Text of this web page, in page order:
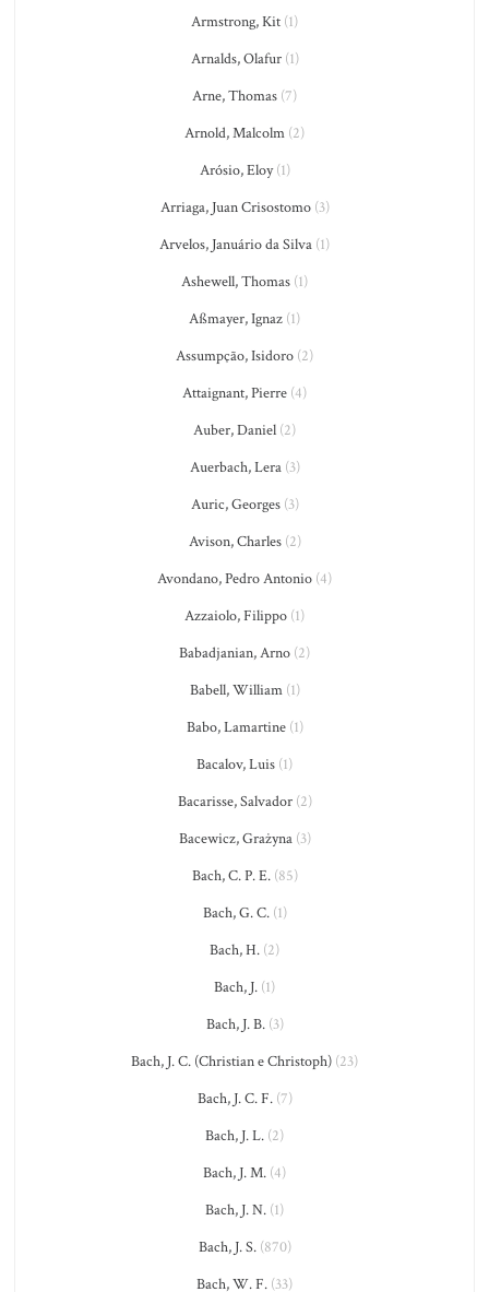
Armstrong, Kit (1)
Arnalds, Olafur(1)
Arne, Thomas (7)
Arnold, Malcolm (2)
Arósio, Eloy(1)
Arriaga, Juan Crisostomo(3)
Arvelos, Januário da Silva (1)
Ashewell, Thomas (1)
Aßmayer, Ignaz (1)
Assumpção, Isidoro (2)
Attaignant, Pierre (4)
Auber, Daniel (2)
Auerbach, Lera(3)
Auric, Georges(3)
Avison, Charles(2)
Avondano, Pedro Antonio (4)
Azzaiolo, Filippo (1)
Babadjanian, Arno (2)
Babell, William(1)
Babo, Lamartine(1)
Bacalov, Luis (1)
Bacarisse, Salvador(2)
Bacewicz, Grażyna(3)
Bach, C. P. E.(85)
Bach, G. C.(1)
Bach, H. (2)
Bach, J. (1)
Bach, J. B.(3)
Bach, J. C. (Christian e Christoph) (23)
Bach, J. C. F.(7)
Bach, J. L. (2)
Bach, J. M. (4)
Bach, J. N. (1)
Bach, J. S.(870)
Bach, W. F. (33)